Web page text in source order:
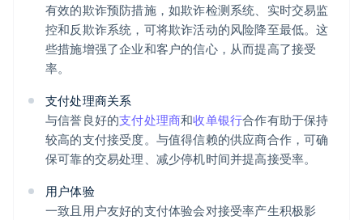
有效的欺诈预防措施，如欺诈检测系统、实时交易监
控和反欺诈系统，可将欺诈活动的风险降至最低。这
些措施增强了企业和客户的信心，从而提高了接受
率。
支付处理商关系
与信誉良好的支付处理商和收单银行合作有助于保持
较高的支付接受度。与值得信赖的供应商合作，可确
保可靠的交易处理、减少停机时间并提高接受率。
用户体验
一致且用户友好的支付体验会对接受率产生积极影